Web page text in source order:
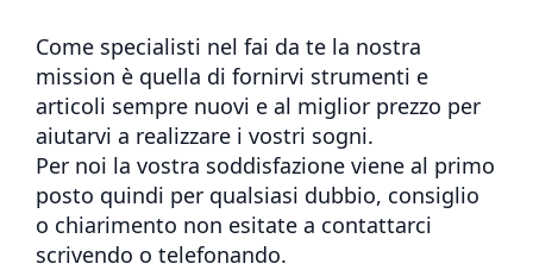
Come specialisti nel fai da te la nostra
mission è quella di fornirvi strumenti e
articoli sempre nuovi e al miglior prezzo per
aiutarvi a realizzare i vostri sogni.
Per noi la vostra soddisfazione viene al primo
posto quindi per qualsiasi dubbio, consiglio
o chiarimento non esitate a contattarci
scrivendo o telefonando.